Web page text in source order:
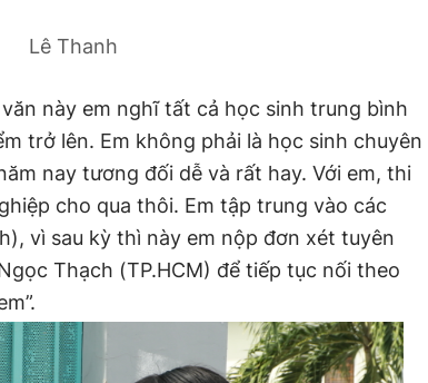
Lê Thanh
này em nghĩ tất cả học sinh trung bình
trở lên. Em không phải là học sinh chuyên
nay tương đối dễ và rất hay. Với em, thi
cho qua thôi. Em tập trung vào các
vì sau kỳ thì này em nộp đơn xét tuyên
Thạch (TP.HCM) để tiếp tục nối theo